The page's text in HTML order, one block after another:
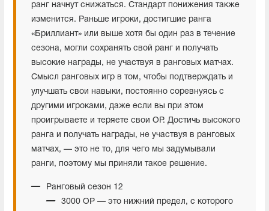
ранг начнут снижаться. Стандарт понижения также
изменится. Раньше игроки, достигшие ранга
«Бриллиант» или выше хотя бы один раз в течение
сезона, могли сохранять свой ранг и получать
высокие награды, не участвуя в ранговых матчах.
Смысл ранговых игр в том, чтобы подтверждать и
улучшать свои навыки, постоянно соревнуясь с
другими игроками, даже если вы при этом
проигрываете и теряете свои ОР. Достичь высокого
ранга и получать награды, не участвуя в ранговых
матчах, — это не то, для чего мы задумывали
ранги, поэтому мы приняли такое решение.
Ранговый сезон 12
3000 ОР — это нижний предел, с которого